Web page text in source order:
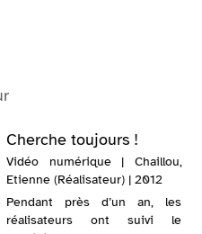
Cherche toujours !
Vidéo numérique | Chaillou,
Etienne (Réalisateur) | 2012
Pendant près d’un an, les
réalisateurs ont suivi le